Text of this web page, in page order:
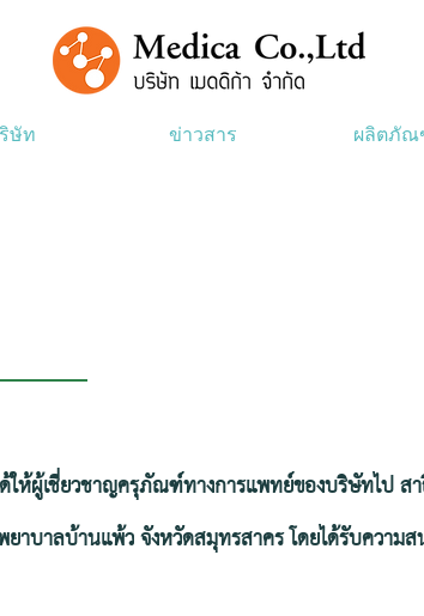
ษัท ข่าวสาร ผลิตภั
เชี่ยวชาญครุภัณฑ์ทางการแพทย์ของบริษัทไป สาธิ
ยาบาลบ้านแพ้ว จังหวัดสมุทรสาคร โดยได้รับความ